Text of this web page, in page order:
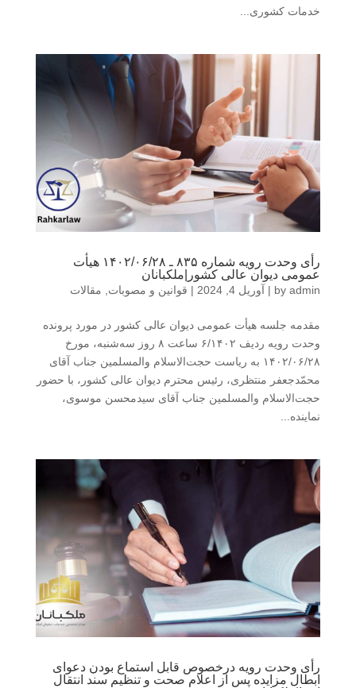
خدمات کشوری...
رأی وحدت‌ رویه شماره ۸۳۵ ـ ۱۴۰۲/۰۶/۲۸ هیأت‌
عمومی دیوان ‌عالی ‌کشور|ملکبانان
byadmin
| آوریل 4, 2024 | قوانین و مصوبات مقالات
مقدمه جلسه هیأت ‌عمومی دیوان عالی کشور در مورد پرونده
وحدت رویه ردیف ۶/۱۴۰۲ ساعت ۸ روز سه‌شنبه، مورخ
۱۴۰۲/۰۶/۲۸ به ‌ریاست حجت‌الاسلام‌ والمسلمین جناب آقای
محمّدجعفر منتظری، رئیس محترم دیوان ‌‌عالی ‌‌کشور، با حضور
حجت‌الاسلام‌ والمسلمین جناب آقای سیدمحسن موسوی،
نماینده...
رأی وحدت رویه درخصوص قابل استماع بودن دعوای
ابطال مزایده پس از اعلام صحت و تنظیم سند انتقال